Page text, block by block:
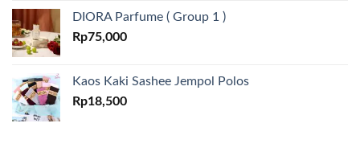
DIORA Parfume ( Group 1 )
Rp75,000
Kaos Kaki Sashee Jempol Polos
Rp18,500